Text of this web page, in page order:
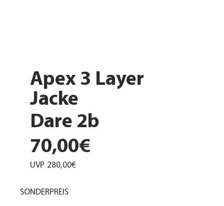
Apex 3 Layer
Jacke
Dare 2b
70,00€
UVP 280,00€
SONDERPREIS